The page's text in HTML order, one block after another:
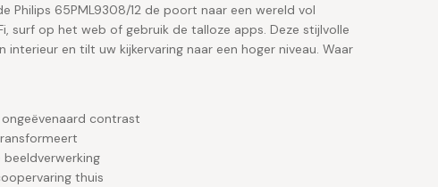
Philips 65PML9308/12 de poort naar een wereld vol
op het web of gebruik de talloze apps. Deze stijlvolle
en tilt uw kijkervaring naar een hoger niveau. Waar
contrast
thuis